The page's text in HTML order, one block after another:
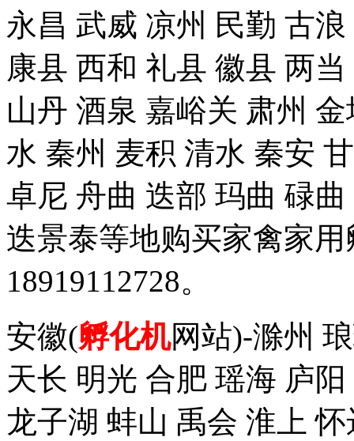
永昌 武威 凉州 民勤 古
康县 西和 礼县 徽县 两
山丹 酒泉 嘉峪关 肃州
水 秦州 麦积 清水 秦安
卓尼 舟曲 迭部 玛曲 碌
迭景泰等地购买家禽家
18919112728。
安徽(孵化机网站)-滁州
天长 明光 合肥 瑶海 庐
龙子湖 蚌山 禹会 淮上